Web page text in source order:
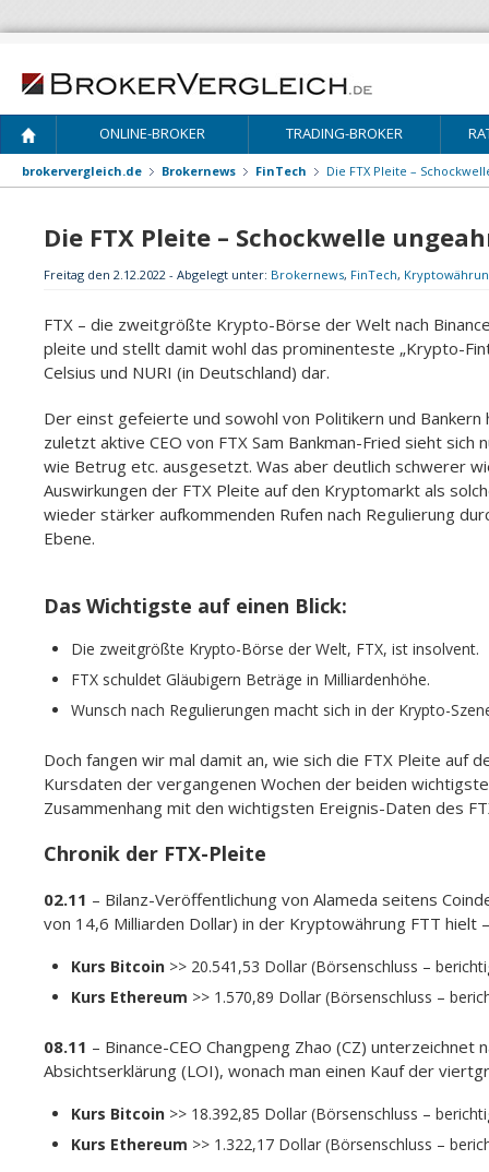
ONLINE-BROKER TRADING-BROKER
brokervergleich.de Brokernews FinTech Die FTX Pleite –
Die FTX Pleite – Schockwelle
Freitag den 2.12.2022 - Abgelegt unter: Brokernews, FinTech,
FTX – die zweitgrößte Krypto-Börse der Welt nach
pleite und stellt damit wohl das prominenteste „Krypto-
Celsius und NURI (in Deutschland) dar.
Der einst gefeierte und sowohl von Politikern und
zuletzt aktive CEO von FTX Sam Bankman-Fried sieht sich
wie Betrug etc. ausgesetzt. Was aber deutlich schwerer
Auswirkungen der FTX Pleite auf den Kryptomarkt als
wieder stärker aufkommenden Rufen nach Regulierung
Ebene.
Das Wichtigste auf einen Blick:
Die zweitgrößte Krypto-Börse der Welt, FTX, ist insolvent.
FTX schuldet Gläubigern Beträge in Milliardenhöhe.
Wunsch nach Regulierungen macht sich in der Krypto-
Doch fangen wir mal damit an, wie sich die FTX Pleite auf
Kursdaten der vergangenen Wochen der beiden
Zusammenhang mit den wichtigsten Ereignis-Daten des
Chronik der FTX-Pleite
02.11 – Bilanz-Veröffentlichung von Alameda seitens
von 14,6 Milliarden Dollar) in der Kryptowährung FTT hielt
Kurs Bitcoin >> 20.541,53 Dollar (Börsenschluss –
Kurs Ethereum >> 1.570,89 Dollar (Börsenschluss –
08.11 – Binance-CEO Changpeng Zhao (CZ) unterzeichnet
Absichtserklärung (LOI), wonach man einen Kauf der
Kurs Bitcoin >> 18.392,85 Dollar (Börsenschluss –
Kurs Ethereum >> 1.322,17 Dollar (Börsenschluss –